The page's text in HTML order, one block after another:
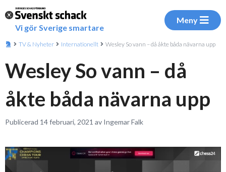
Vi gör Sverige smartare
Meny
TV & Nyheter Internationellt Wesley So vann – då åkte båda nävarna upp
Wesley So vann – då
åkte båda nävarna upp
Publicerad 14 februari, 2021 av Ingemar Falk